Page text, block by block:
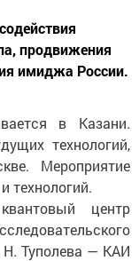
продвижения
имиджа России.
в Казани.
технологий,
Мероприятие
технологий.
центр
Н. Туполева — КАИ